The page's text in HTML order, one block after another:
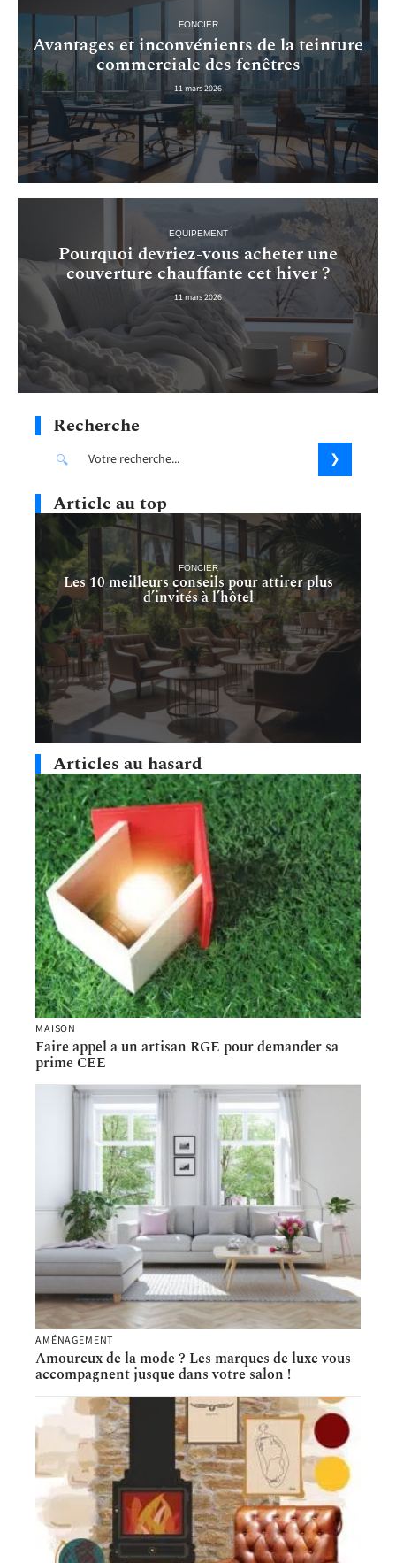
FONCIER
Avantages et inconvénients de la teinture
commerciale des fenêtres
11 mars 2026
EQUIPEMENT
Pourquoi devriez-vous acheter une
couverture chauffante cet hiver ?
11 mars 2026
Recherche
Article au top
FONCIER
Les 10 meilleurs conseils pour attirer plus
d’invités à l’hôtel
Articles au hasard
MAISON
Faire appel a un artisan RGE pour demander sa
prime CEE
AMÉNAGEMENT
Amoureux de la mode ? Les marques de luxe vous
accompagnent jusque dans votre salon !